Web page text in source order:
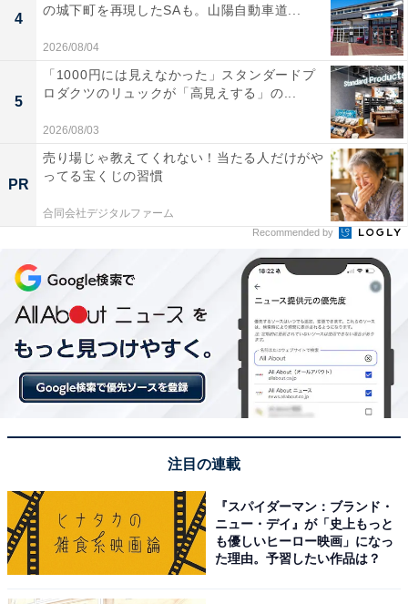
※プランにより時間が異なる可能性があります
あわせて読みたい
【山形県の人気ホテル】「かみのやま温泉 日
本の宿 古窯」は蔵王連峰を望む絶景露天風呂
「天童温泉 ほほえみの宿 滝の湯」は山形の恵みと
温かなもてなしが魅力
4
の城下町を再現したSAも。山陽自動車道...
2026/08/04
5
「1000円には見えなかった」スタンダードプ
ロダクツのリュックが「高見えする」の...
2026/08/03
PR
売り場じゃ教えてくれない！当たる人だけがや
ってる宝くじの習慣
合同会社デジタルファーム
Recommended by
注目の連載
『スパイダーマン：ブランド・
ニュー・デイ』が「史上もっと
も優しいヒーロー映画」になっ
た理由。予習したい作品は？